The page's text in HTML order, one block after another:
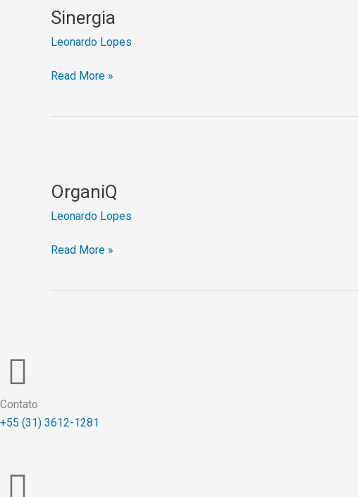
Sinergia
Leonardo Lopes
Read More »
OrganiQ
Leonardo Lopes
Read More »
Contato
+55 (31) 3612-1281